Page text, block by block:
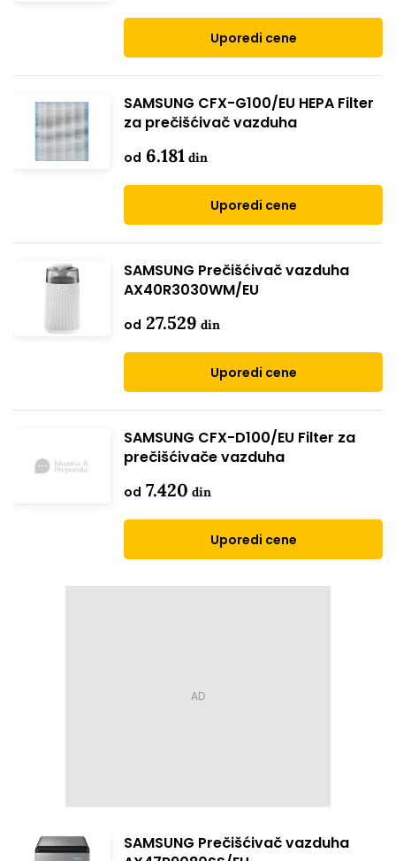
Uporedi cene
SAMSUNG CFX-G100/EU HEPA Filter
za prečišćivač vazduha
od 6.181 din
Uporedi cene
SAMSUNG Prečišćivač vazduha
AX40R3030WM/EU
od 27.529 din
Uporedi cene
SAMSUNG CFX-D100/EU Filter za
prečišćivače vazduha
od 7.420 din
Uporedi cene
SAMSUNG Prečišćivač vazduha